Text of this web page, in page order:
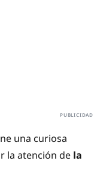
una curiosa
la atención de la